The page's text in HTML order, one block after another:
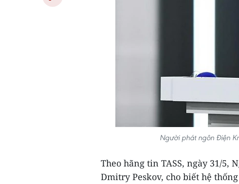
Người phát ngôn Điện
Theo hãng tin TASS, ngày 31/5,
Dmitry Peskov, cho biết hệ